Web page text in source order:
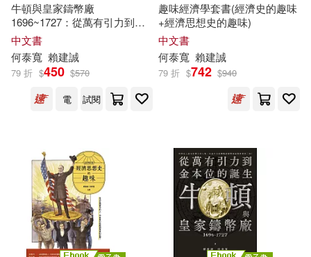
何泰寬(7) 賴建誠(7)
出版社 (可複選)
配送方式 (可複選)
可超商取貨(4) 可海外宅配(4)
牛頓與皇家鑄幣廠
1696~1727：從萬有引力到金
本位的誕生
中文書
何泰寬 賴建誠
79 折 $450 $570
電
試閱
趣味經濟學套書(經濟史的趣味
+經濟思想史的趣味)
中文書
何泰寬 賴建誠
79 折 $742 $940